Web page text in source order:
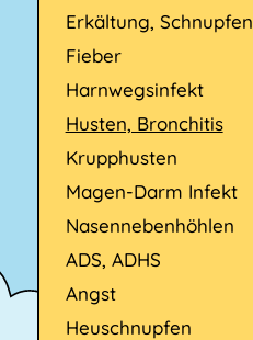
Erkältung, Schnupfen
Fieber
Harnwegsinfekt
Husten, Bronchitis
Krupphusten
Magen-Darm Infekt
Nasennebenhöhlen
ADS, ADHS
Angst
Heuschnupfen